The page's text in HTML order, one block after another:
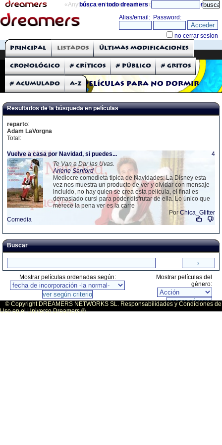
«Anything can happen and it probably will» directorio
búsca en todo dreamers
THE DREAMERS
Críticas: Películas
Películas para no dormir
Principal Listados Últimas modificaciones
Cronológico # Críticos # Público # Gritos
# Acumulado A-Z
Resultados de la búsqueda en películas
reparto:
Adam LaVorgna
Total:
Vuelve a casa por Navidad, si puedes...
4
Te Van a Dar las Uvas.
Arlene Sanford
Mediocre comedieta típica de Navidades. La Disney esta
vez nos muestra un producto de ver y olvidar con mensaje
incluido, no hay quien se crea esta película, el final es
demasiado cursi para poder disfrutar de ella. Lo único que
merece la pena ver es la carre
Por Chica_Glitter
Comedia
Buscar
Mostrar películas ordenadas según:
Mostrar películas del
género:
© Copyright DREAMERS NETWORKS SL. Responsabilidades y Condiciones de
Uso en el Universo Dreamers ®